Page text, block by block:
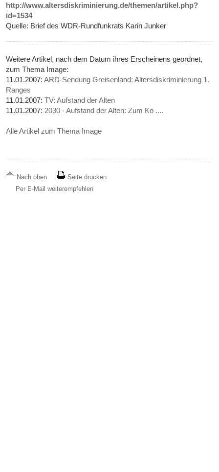
http://www.altersdiskriminierung.de/themen/artikel.php?
id=1534
Quelle: Brief des WDR-Rundfunkrats Karin Junker
Weitere Artikel, nach dem Datum ihres Erscheinens geordnet,
zum Thema Image:
11.01.2007:ARD-Sendung Greisenland: Altersdiskriminierung 1.
Ranges
11.01.2007:TV: Aufstand der Alten
11.01.2007: 2030 - Aufstand der Alten: Zum Ko ....
Alle Artikel zum Thema Image
Nach oben
Seite drucken
Per E-Mail weiterempfehlen